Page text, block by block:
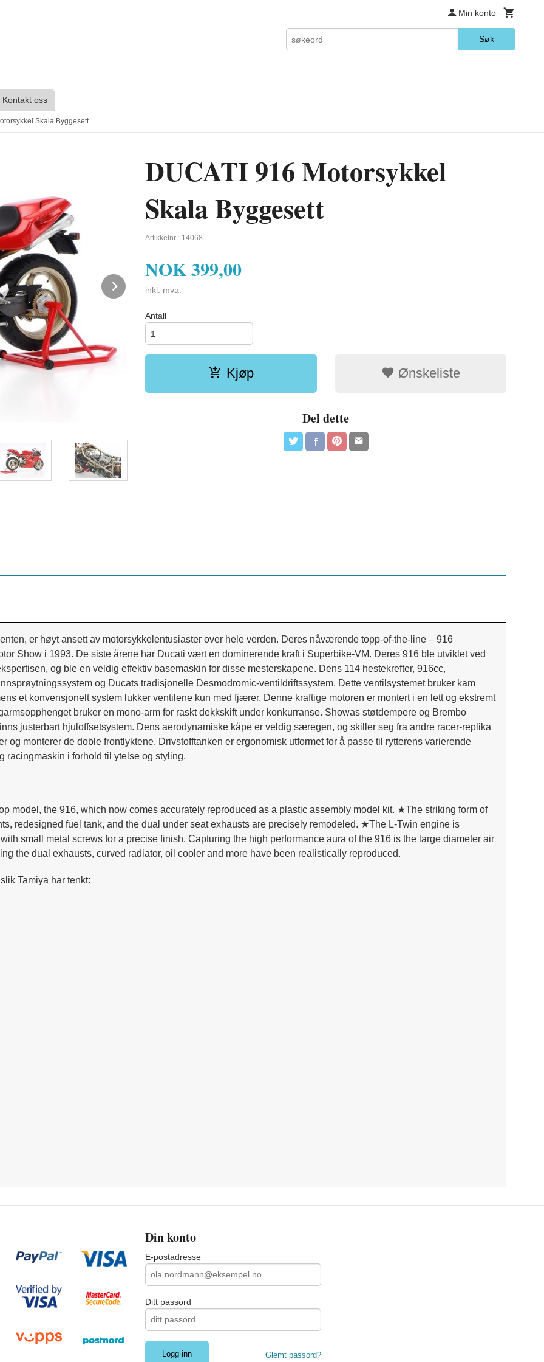
Min konto
Søk
Kontakt oss
Skala Byggesett
Next
DUCATI 916 Motorsykkel
Skala Byggesett
Artikkelnr.: 14068
NOK399,00
inkl. mva.
Antall
Kjøp Ønskeliste
Del dette
er høyt ansett av motorsykkelentusiaster over hele verden. Deres nåværende topp-of-the-line – 916
Show i 1993. De siste årene har Ducati vært en dominerende kraft i Superbike-VM. Deres 916 ble utviklet ved
og ble en veldig effektiv basemaskin for disse mesterskapene. Dens 114 hestekrefter, 916cc,
og Ducats tradisjonelle Desmodromic-ventildriftssystem. Dette ventilsystemet bruker kam
et konvensjonelt system lukker ventilene kun med fjærer. Denne kraftige motoren er montert i en lett og ekstremt
bruker en mono-arm for raskt dekkskift under konkurranse. Showas støtdempere og Brembo
justerbart hjuloffsetsystem. Dens aerodynamiske kåpe er veldig særegen, og skiller seg fra andre racer-replika
og monterer de doble frontlyktene. Drivstofftanken er ergonomisk utformet for å passe til rytterens varierende
racingmaskin i forhold til ytelse og styling.
model, the 916, which now comes accurately reproduced as a plastic assembly model kit. ★The striking form of
redesigned fuel tank, and the dual under seat exhausts are precisely remodeled. ★The L-Twin engine is
small metal screws for a precise finish. Capturing the high performance aura of the 916 is the large diameter air
the dual exhausts, curved radiator, oil cooler and more have been realistically reproduced.
Tamiya har tenkt:
Din konto
E-postadresse
Ditt passord
Glemt passord?